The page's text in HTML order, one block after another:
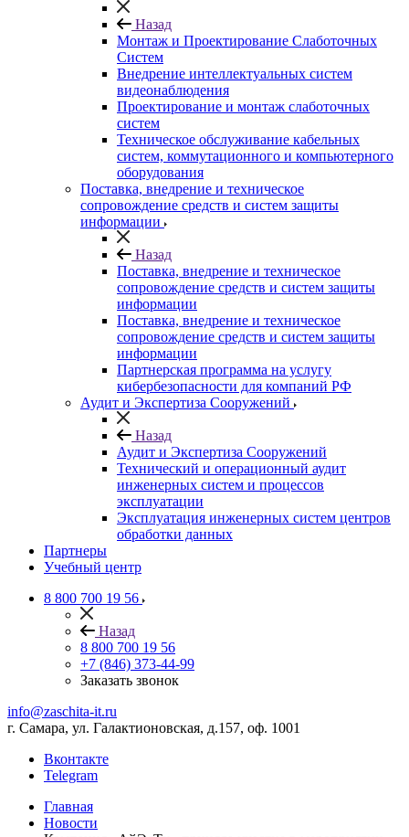
Назад
Монтаж и Проектирование Слаботочных
Систем
Внедрение интеллектуальных систем
видеонаблюдения
Проектирование и монтаж слаботочных
систем
Техническое обслуживание кабельных
систем, коммутационного и компьютерного
оборудования
Поставка, внедрение и техническое
сопровождение средств и систем защиты
информации
Назад
Поставка, внедрение и техническое
сопровождение средств и систем защиты
информации
Поставка, внедрение и техническое
сопровождение средств и систем защиты
информации
Партнерская программа на услугу
кибербезопасности для компаний РФ
Аудит и Экспертиза Сооружений
Назад
Аудит и Экспертиза Сооружений
Технический и операционный аудит
инженерных систем и процессов
эксплуатации
Эксплуатация инженерных систем центров
обработки данных
Партнеры
Учебный центр
8 800 700 19 56
Назад
8 800 700 19 56
+7 (846) 373-44-99
Заказать звонок
info@zaschita-it.ru
г. Самара, ул. Галактионовская, д.157, оф. 1001
Вконтакте
Telegram
Главная
Новости